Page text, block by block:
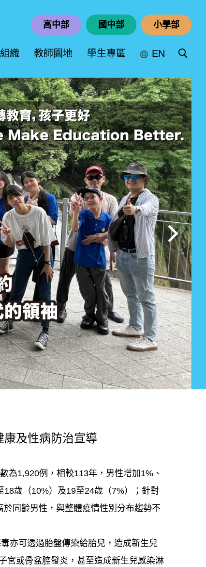
高中部 國中部 小學部
織 教師園地 學生專區 EN
康及性病防治宣導
為1,920例，相較113年，男性增加1%、
歲（10%）及19至24歲（7%）；針對
同齡男性，與整體疫情性別分布趨勢不
亦可透過胎盤傳染給胎兒，造成新生兒
宮或骨盆腔發炎，甚至造成新生兒感染淋